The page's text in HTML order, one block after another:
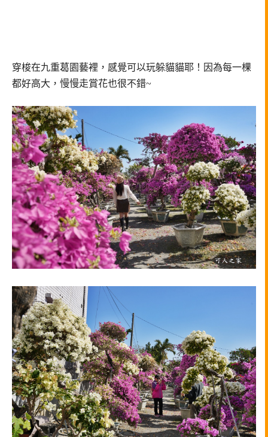
穿梭在九重葛園藝裡， 感覺可以玩躲貓貓耶！ 因為每一棵
都好高大，慢慢走賞花也很不錯~